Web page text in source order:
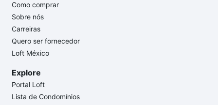
Como comprar
Sobre nós
Carreiras
Quero ser fornecedor
Loft México
Explore
Portal Loft
Lista de Condomínios